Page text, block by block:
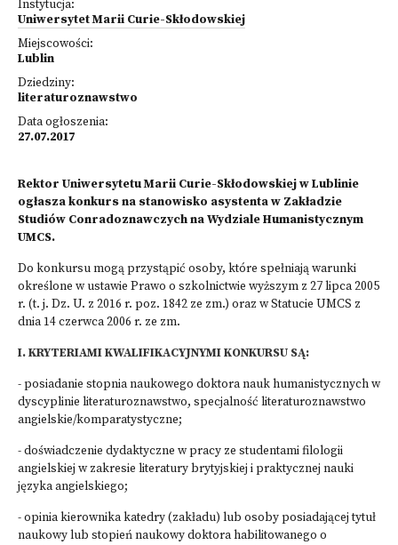
Instytucja:
Uniwersytet Marii Curie-Skłodowskiej
Miejscowości:
Lublin
Dziedziny:
literaturoznawstwo
Data ogłoszenia:
27.07.2017
Rektor Uniwersytetu Marii Curie-Skłodowskiej w Lublinie
ogłasza konkurs na stanowisko asystenta w Zakładzie
Studiów Conradoznawczych na Wydziale Humanistycznym
UMCS.
Do konkursu mogą przystąpić osoby, które spełniają warunki
określone w ustawie Prawo o szkolnictwie wyższym z 27 lipca 2005
r. (t. j. Dz. U. z 2016 r. poz. 1842 ze zm.) oraz w Statucie UMCS z
dnia 14 czerwca 2006 r. ze zm.
I. KRYTERIAMI KWALIFIKACYJNYMI KONKURSU SĄ:
- posiadanie stopnia naukowego doktora nauk humanistycznych w
dyscyplinie literaturoznawstwo, specjalność literaturoznawstwo
angielskie/komparatystyczne;
- doświadczenie dydaktyczne w pracy ze studentami filologii
angielskiej w zakresie literatury brytyjskiej i praktycznej nauki
języka angielskiego;
- opinia kierownika katedry (zakładu) lub osoby posiadającej tytuł
naukowy lub stopień naukowy doktora habilitowanego o